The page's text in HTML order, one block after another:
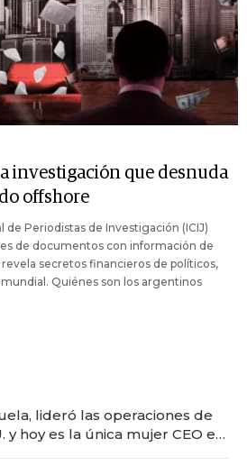
investigación que desnuda
offshore
de Periodistas de Investigación (ICIJ)
de documentos con información de
secretos financieros de políticos,
Quiénes son los argentinos
lideró las operaciones de
y hoy es la única mujer CEO en